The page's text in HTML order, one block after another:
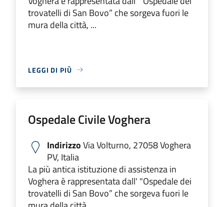
trovatelli di San Bovo” che sorgeva fuori le
mura della città, ...
LEGGI DI PIÙ
Ospedale Civile Voghera
IndirizzoVia Volturno, 27058 Voghera
PV, Italia
La più antica istituzione di assistenza in
Voghera è rappresentata dall' "Ospedale dei
trovatelli di San Bovo” che sorgeva fuori le